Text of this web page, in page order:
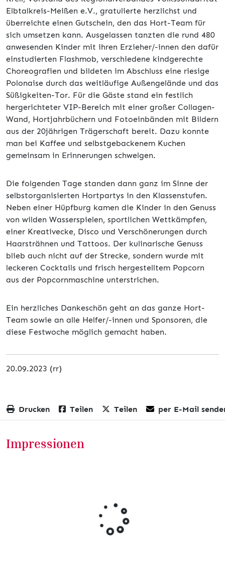
Elbtalkreis-Meißen e.V., gratulierte herzlichst und
überreichte einen Gutschein, den das Hort-Team für
sich umsetzen kann. Ausgelassen tanzten die rund 480
anwesenden Kinder mit ihren Erzieher/-innen den dafür
einstudierten Flashmob, verschiedene kindgerechte
Choreografien und bildeten im Abschluss eine riesige
Polonaise durch das weitläufige Außengelände und das
Süßigkeiten-Tor. Für die Gäste stand ein festlich
hergerichteter VIP-Bereich mit einer großer Collagen-
Wand, Hortjahrbüchern und Fotoeinbänden mit Bildern
aus der 20jährigen Trägerschaft bereit. Dazu konnte
man bei Kaffee und selbstgebackenem Kuchen
gemeinsam in Erinnerungen schwelgen.
Die folgenden Tage standen dann ganz im Sinne der
selbstorganisierten Hortpartys in den Klassenstufen.
Neben einer Hüpfburg kamen die Kinder in den Genuss
von wilden Wasserspielen, sportlichen Wettkämpfen,
einer Kreativecke, Disco und Verschönerungen durch
Haarsträhnen und Tattoos. Der kulinarische Genuss
blieb auch nicht auf der Strecke, sondern wurde mit
leckeren Cocktails und frisch hergestelltem Popcorn
aus der Popcornmaschine unterstrichen.
Ein herzliches Dankeschön geht an das ganze Hort-
Team sowie an alle Helfer/-innen und Sponsoren, die
diese Festwoche möglich gemacht haben.
20.09.2023 (rr)
Drucken Teilen Teilen per E-Mail
Impressionen